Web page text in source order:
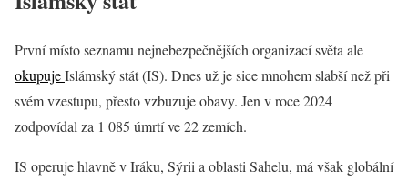
První místo seznamu nejnebezpečnějších organizací světa ale
okupujeIslámský stát (IS). Dnes už je sice mnohem slabší než při
svém vzestupu, přesto vzbuzuje obavy. Jen v roce 2024
zodpovídal za 1 085 úmrtí ve 22 zemích.
IS operuje hlavně v Iráku, Sýrii a oblasti Sahelu, má však globální